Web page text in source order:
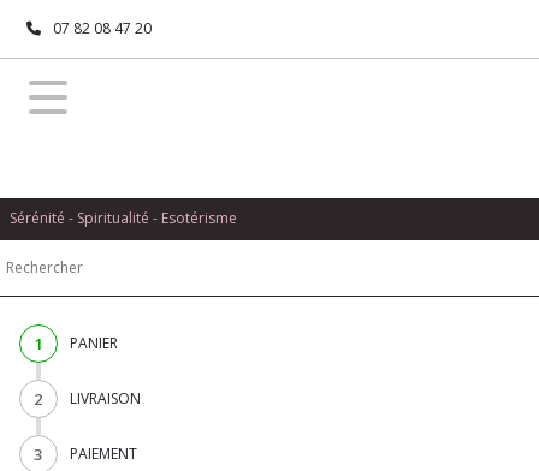
07 82 08 47 20
Sérénité - Spiritualité - Esotérisme
1 PANIER
2 LIVRAISON
3 PAIEMENT